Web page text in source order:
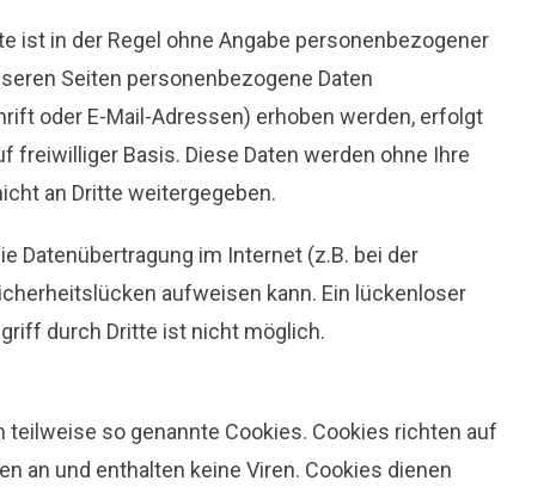
ist in der Regel ohne Angabe personenbezogener
Seiten personenbezogene Daten
oder E-Mail-Adressen) erhoben werden, erfolgt
freiwilliger Basis. Diese Daten werden ohne Ihre
an Dritte weitergegeben.
Datenübertragung im Internet (z.B. bei der
aufweisen kann. Ein lückenloser
durch Dritte ist nicht möglich.
teilweise so genannte Cookies. Cookies richten auf
an und enthalten keine Viren. Cookies dienen